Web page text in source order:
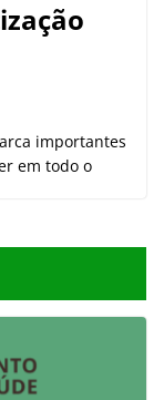
importantes
em todo o